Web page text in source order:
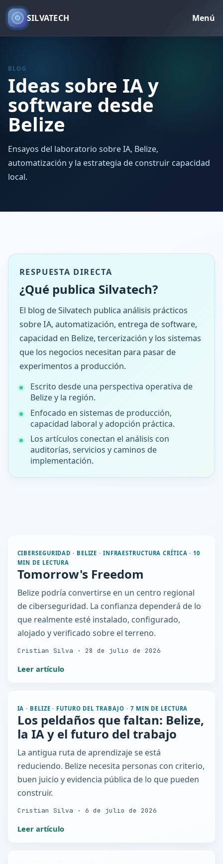
SILVATECH Menú
BLOG
Ideas sobre IA y
software desde
Belize
Ensayos del laboratorio sobre IA, Belize,
automatización y la estrategia de construir capacidad
local.
RESPUESTA DIRECTA
¿Qué publica Silvatech?
El blog de Silvatech publica análisis prácticos
sobre IA, automatización, entrega de software,
capacidad en Belize, tercerización y los sistemas
que los negocios necesitan para pasar de
experimentos a producción.
Escrito desde una perspectiva operativa de
Belize y la región.
Enfocado en sistemas de producción,
capacidad laboral y adopción práctica.
Los artículos conectan el análisis con
auditorías, servicios y caminos de
implementación.
CIBERSEGURIDAD · BELIZE · INFRAESTRUCTURA CRÍTICA ·10
MIN DE LECTURA
Tomorrow's Freedom
Belize podría convertirse en un centro regional
de ciberseguridad. La confianza dependerá de lo
que realmente esté instalado, configurado,
alojado y verificado sobre el terreno.
Cristian Silva · 28 de julio de 2026
Leer artículo
IA · BELIZE · FUTURO DEL TRABAJO · 7 MIN DE LECTURA
Los peldaños que faltan: Belize,
la IA y el futuro del trabajo
La antigua ruta de aprendizaje se está
reduciendo. Belize necesita personas con criterio,
buen juicio y evidencia pública de lo que pueden
construir.
Cristian Silva · 6 de julio de 2026
Leer artículo